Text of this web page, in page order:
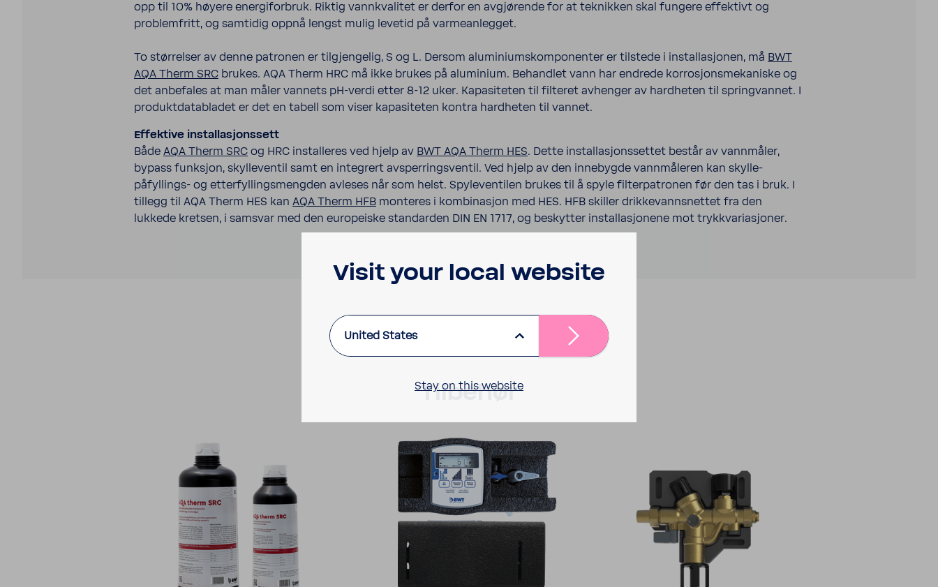
opp til 10% høyere energiforbruk. Riktig vannkvalitet er derfor en avgjørende for at teknikken skal fungere effektivt og
problemfritt, og samtidig oppnå lengst mulig levetid på varmeanlegget.
To størrelser av denne patronen er tilgjengelig, S og L. Dersom aluminiumskomponenter er tilstede i installasjonen, må BWT
AQA Therm SRC brukes. AQA Therm HRC må ikke brukes på aluminium. Behandlet vann har endrede korrosjonsmekaniske og
det anbefales at man måler vannets pH-verdi etter 8-12 uker. Kapasiteten til filteret avhenger av hardheten til springvannet. I
produktdatabladet er det en tabell som viser kapasiteten kontra hardheten til vannet.
Effektive installasjonssett
Både AQA Therm SRC og HRC installeres ved hjelp av BWT AQA Therm HES. Dette installasjonssettet består av vannmåler,
bypass funksjon, skylleventil samt en integrert avsperringsventil. Ved hjelp av den innebygde vannmåleren kan skylle-
påfyllings- og etterfyllingsmengden avleses når som helst. Spyleventilen brukes til å spyle filterpatronen før den tas i bruk. I
tillegg til AQA Therm HES kan AQA Therm HFB monteres i kombinasjon med HES. HFB skiller drikkevannsnettet fra den
lukkede kretsen, i samsvar med den europeiske standarden DIN EN 1717, og beskytter installasjonene mot trykkvariasjoner.
Tilbehør
Visit your local website
United States
Stay on this website